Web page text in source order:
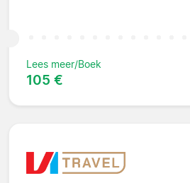
Lees meer/Boek
105 €